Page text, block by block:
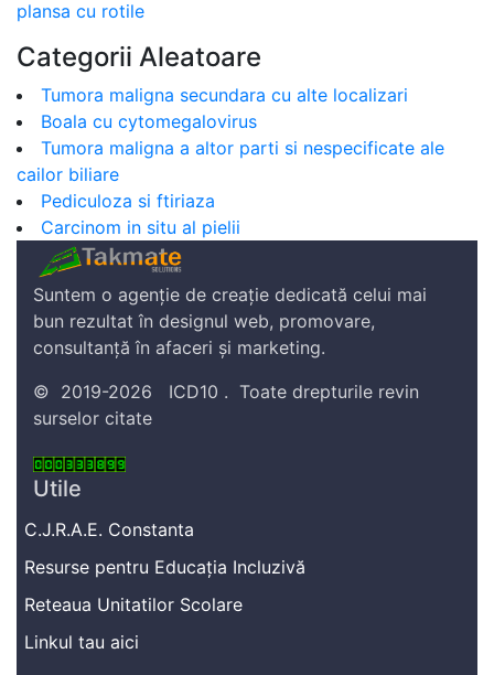
plansa cu rotile
Categorii Aleatoare
Tumora maligna secundara cu alte localizari
Boala cu cytomegalovirus
Tumora maligna a altor parti si nespecificate ale
cailor biliare
Pediculoza si ftiriaza
Carcinom in situ al pielii
Suntem o agenție de creație dedicată celui mai
bun rezultat în designul web, promovare,
consultanță în afaceri și marketing.
© 2019-2026 ICD10 . Toate drepturile revin
surselor citate
Utile
C.J.R.A.E. Constanta
Resurse pentru Educația Incluzivă
Reteaua Unitatilor Scolare
Linkul tau aici